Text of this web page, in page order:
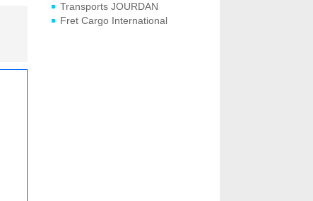
Transports JOURDAN
Fret Cargo International